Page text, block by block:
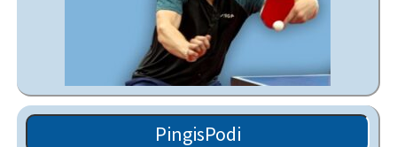
PingisPodi